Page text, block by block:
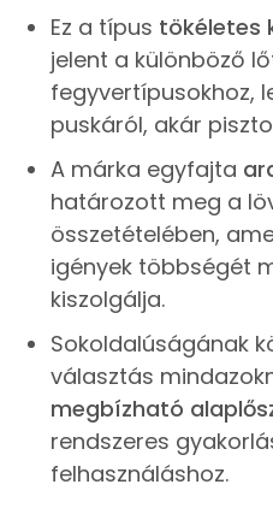
Ez a típus tökéletes
jelent a különböző
fegyvertípusokhoz,
puskáról, akár
A márka egyfajta
határozott meg a
összetételében,
igények többségét
kiszolgálja.
Sokoldalúságának
választás
megbízható
rendszeres
felhasználáshoz.